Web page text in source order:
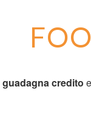
guadagna credito